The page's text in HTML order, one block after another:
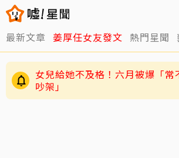
最新文章 姜厚任女友發文 熱門星聞
女兒給她不及格！六月被爆「常
吵架」